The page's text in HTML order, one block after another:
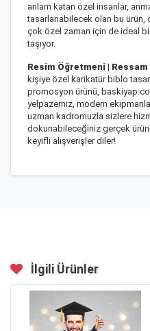
anlam katan özel insanlar,
tasarlanabilecek olan bu ürün,
çok özel zaman için de ideal
taşıyor.
Resim Öğretmeni |
kişiye özel karikatür biblo
promosyon ürünü,
yelpazemiz, modern
uzman kadromuzla sizlere
dokunabileceğiniz gerçek
keyifli alışverişler diler!
İlgili Ürünler